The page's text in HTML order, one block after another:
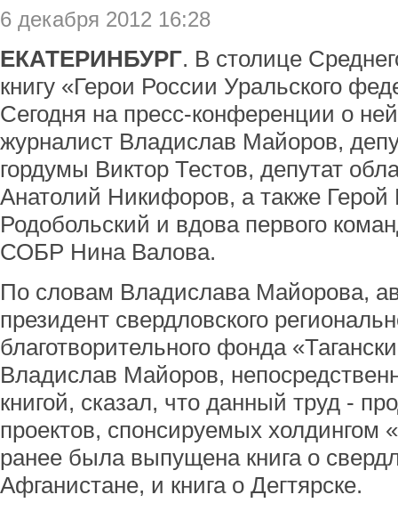
6 декабря 2012 16:28
ЕКАТЕРИНБУРГ. В столице
книгу «Герои России Уральского
Сегодня на пресс-конференции о
журналист Владислав Майоров,
гордумы Виктор Тестов, депутат
Анатолий Никифоров, а также Герой
Родобольский и вдова первого
СОБР Нина Валова.
По словам Владислава Майорова,
президент свердловского
благотворительного фонда
Владислав Майоров,
книгой, сказал, что данный труд -
проектов, спонсируемых холдингом
ранее была выпущена книга о
Афганистане, и книга о Дегтярске.